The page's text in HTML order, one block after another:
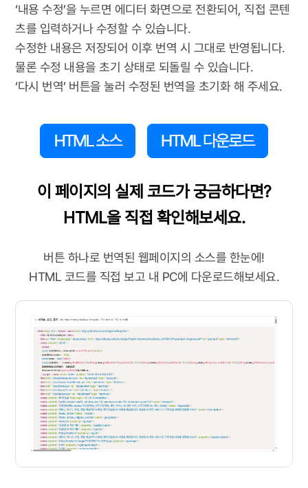
‘내용 수정’을 누르면 에디터 화면으로 전환되어, 직접 콘텐
츠를 입력하거나 수정할 수 있습니다.
수정한 내용은 저장되어 이후 번역 시 그대로 반영됩니다.
물론 수정 내용을 초기 상태로 되돌릴 수 있습니다.
‘다시 번역’ 버튼을 눌러 수정된 번역을 초기화 해 주세요.
이 페이지의 실제 코드가 궁금하다면?
HTML을 직접 확인해보세요.
버튼 하나로 번역된 웹페이지의 소스를 한눈에!
HTML 코드를 직접 보고 내 PC에 다운로드해보세요.